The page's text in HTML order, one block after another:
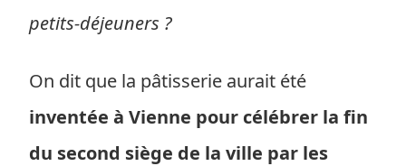
petits-déjeuners ?
On dit que la pâtisserie aurait été
inventée à Vienne pour célébrer la fin
du second siège de la ville par les